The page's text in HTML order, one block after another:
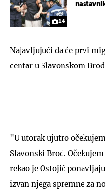
14
Najavljujući da će prvi
centar u Slavonskom
"U utorak ujutro
Slavonski Brod.
rekao je Ostojić
izvan njega spremne za